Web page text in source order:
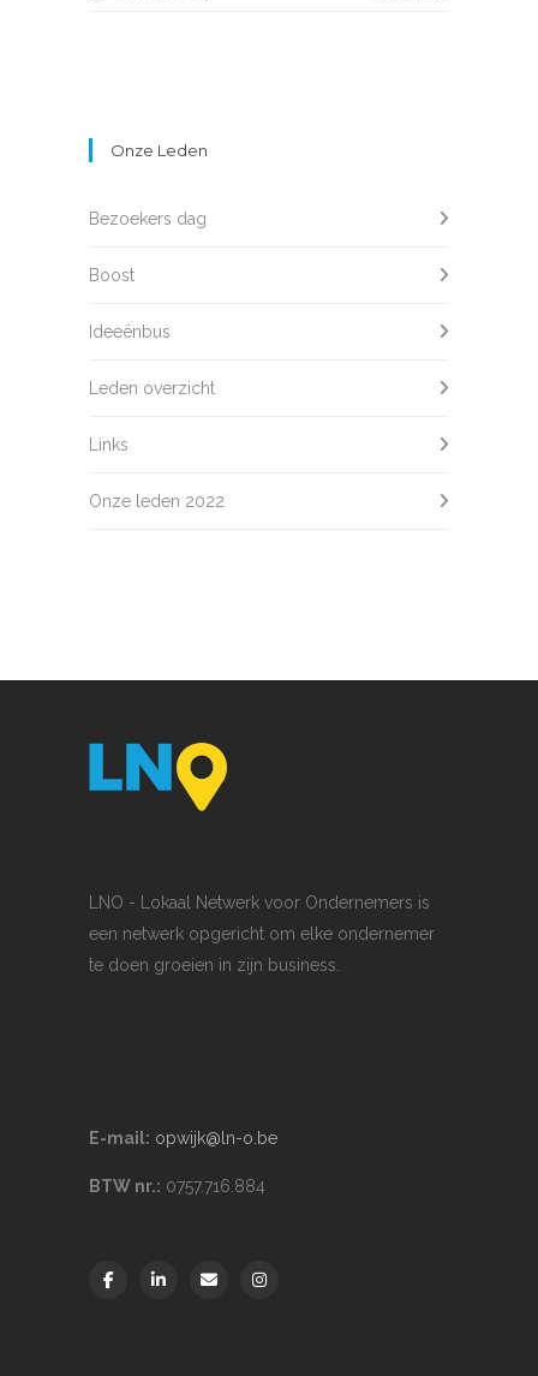
Onze Leden
Bezoekers dag
Boost
Ideeënbus
Leden overzicht
Links
Onze leden 2022
LNO - Lokaal Netwerk voor Ondernemers is
een netwerk opgericht om elke ondernemer
te doen groeien in zijn business.
E-mail: opwijk@ln-o.be
BTW nr.: 0757.716.884